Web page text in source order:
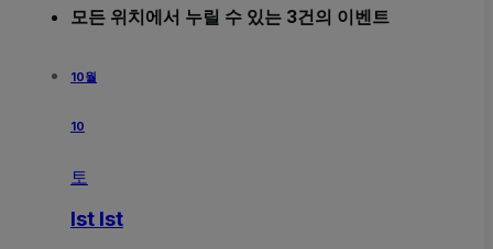
모든 위치에서 누릴 수 있는 3건의 이벤트
10월
10
토
Ist Ist